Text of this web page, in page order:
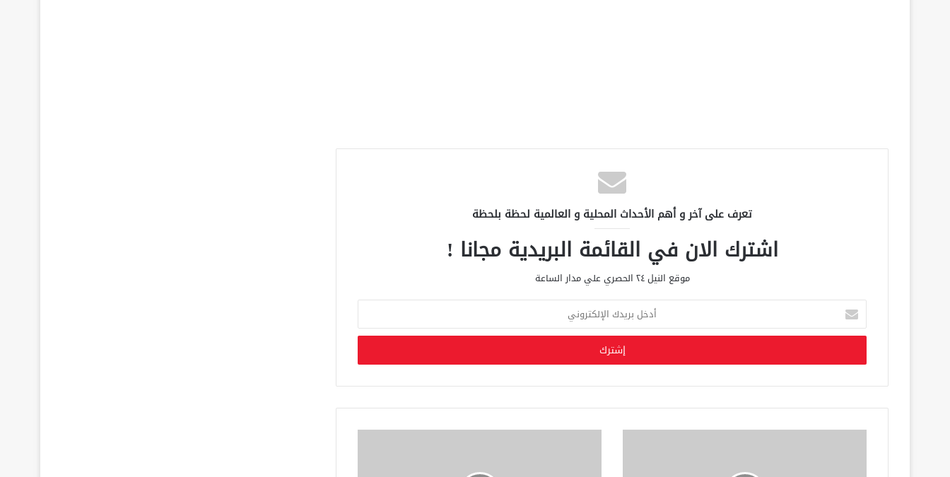
تعرف على آخر و أهم الأحداث المحلية و العالمية لحظة بلحظة
اشترك الان في القائمة البريدية مجانا !
موقع النيل ٢٤ الحصري علي مدار الساعة
خ
ب
ر
د
ك